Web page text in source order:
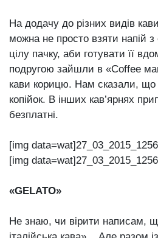
На додачу до різних видів
можна не просто взяти напій
цілу пачку, аби готувати її
подругою зайшли в «Coffee
кави корицю. Нам сказали, що
копійок. В інших кав’ярнях
безплатні.
[img
[img
«GELATO»
Не знаю, чи вірити написам,